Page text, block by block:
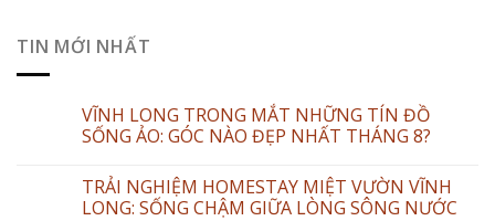
TIN MỚI NHẤT
VĨNH LONG TRONG MẮT NHỮNG TÍN ĐỒ
SỐNG ẢO: GÓC NÀO ĐẸP NHẤT THÁNG 8?
TRẢI NGHIỆM HOMESTAY MIỆT VƯỜN VĨNH
LONG: SỐNG CHẬM GIỮA LÒNG SÔNG NƯỚC